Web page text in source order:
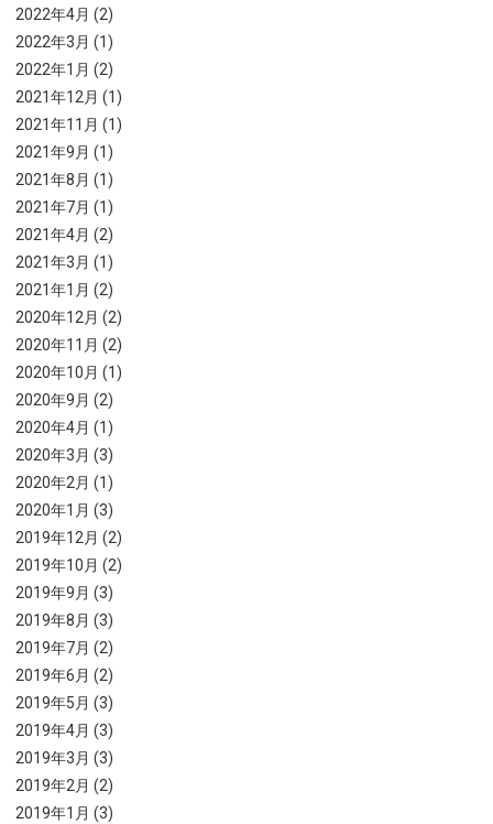
2022年4月 (2)
2022年3月 (1)
2022年1月 (2)
2021年12月 (1)
2021年11月 (1)
2021年9月 (1)
2021年8月 (1)
2021年7月 (1)
2021年4月 (2)
2021年3月 (1)
2021年1月 (2)
2020年12月 (2)
2020年11月 (2)
2020年10月 (1)
2020年9月 (2)
2020年4月 (1)
2020年3月 (3)
2020年2月 (1)
2020年1月 (3)
2019年12月 (2)
2019年10月 (2)
2019年9月 (3)
2019年8月 (3)
2019年7月 (2)
2019年6月 (2)
2019年5月 (3)
2019年4月 (3)
2019年3月 (3)
2019年2月 (2)
2019年1月 (3)